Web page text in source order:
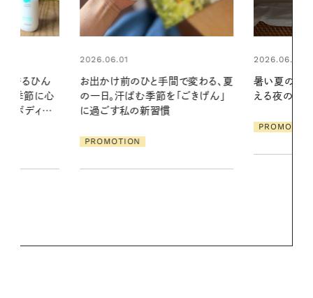
変わる、夏
ごきげん」
2026.06.01
暑い夏のナイトルーティン。私を整
える夜の爽やかご褒美ケア
2026.07.24
夏の髪と心
る【大人気の